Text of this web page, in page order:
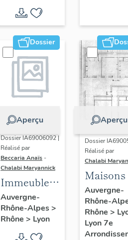
Dossier
Aperçu
Dossier IA69006092 |
Réalisé par
Beccaria Anaïs -
Chalabi Maryannick
Immeubles
des Années
Trente de la
rive gauche
Auvergne-
Rhône-Alpes>
Rhône > Lyon
Aperçu
Dossier
Réalisé par
Chalabi
Maisons
Auvergne-
Rhône-
Rhône >
Lyon 7e